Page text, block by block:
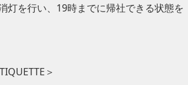
灯を行い、19時までに帰社できる状態を
＞